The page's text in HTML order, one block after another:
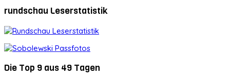
rundschau Leserstatistik
Die Top 9 aus 49 Tagen